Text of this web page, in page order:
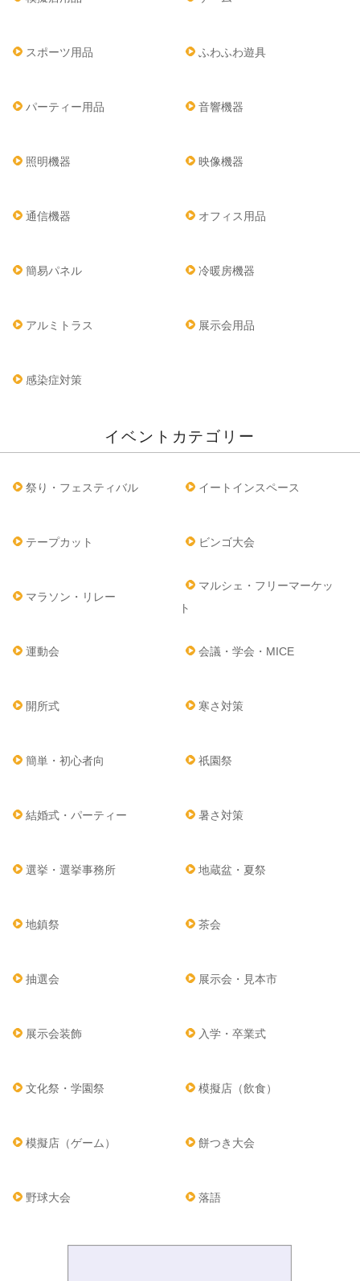
スポーツ用品 ふわふわ遊具
パーティー用品 音響機器
照明機器 映像機器
通信機器 オフィス用品
簡易パネル 冷暖房機器
アルミトラス 展示会用品
感染症対策
イベントカテゴリー
祭り・フェスティバル イートインスペース
テープカット ビンゴ大会
マラソン・リレー
マルシェ・フリーマーケッ
ト
運動会 会議・学会・MICE
開所式 寒さ対策
簡単・初心者向 祇園祭
結婚式・パーティー 暑さ対策
選挙・選挙事務所 地蔵盆・夏祭
地鎮祭 茶会
抽選会 展示会・見本市
展示会装飾 入学・卒業式
文化祭・学園祭 模擬店（飲食）
模擬店（ゲーム） 餅つき大会
野球大会 落語